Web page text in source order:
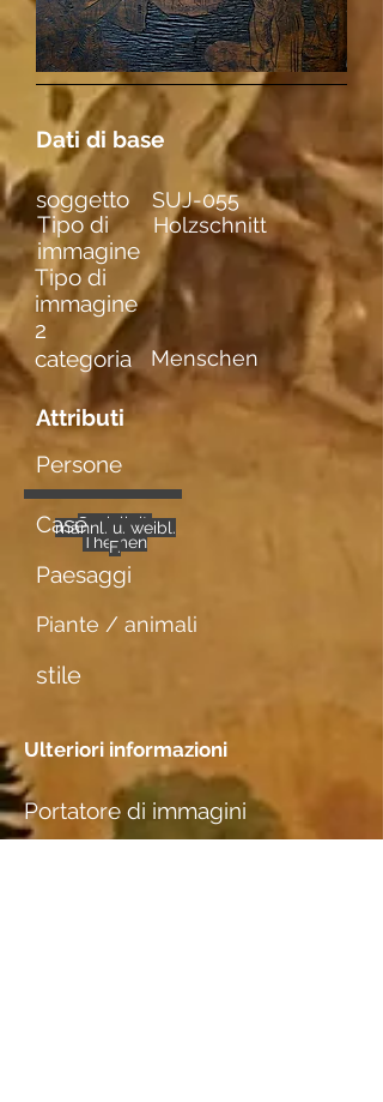
Dati di base
Tipo di
immagine
Holzschnitt
Tipo di
immagine
2
categoria
Menschen
Attributi
Persone
mehrere
Sozialkrit.
Themen
männl. u. weibl.
F.
Case
Paesaggi
Piante / animali
stile
Ulteriori informazioni
Portatore di immagini
soggetto SUJ-055